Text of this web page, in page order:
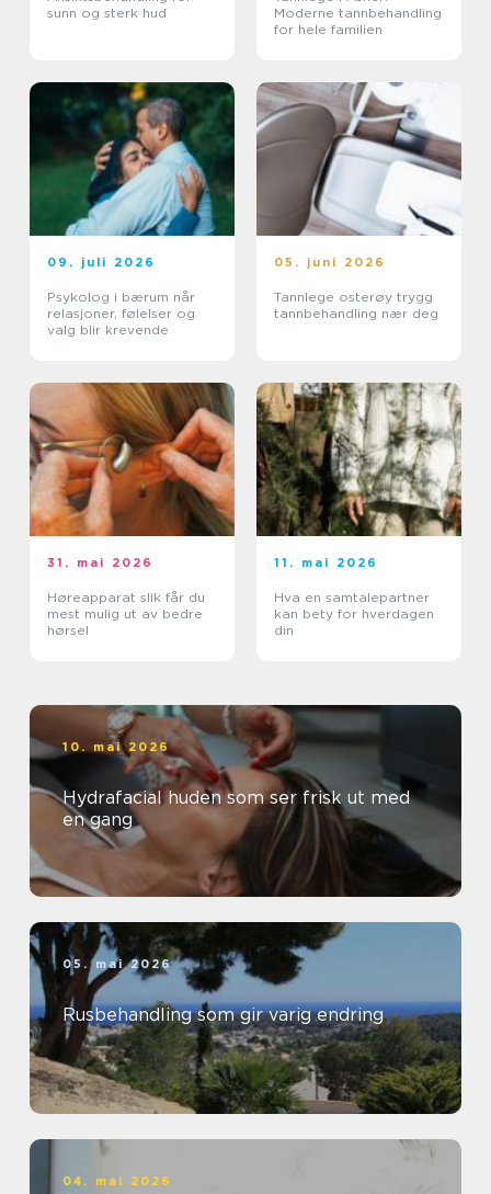
sunn og sterk hud
Moderne tannbehandling
for hele familien
09. juli 2026
Psykolog i bærum når
relasjoner, følelser og
valg blir krevende
05. juni 2026
Tannlege osterøy trygg
tannbehandling nær deg
31. mai 2026
Høreapparat slik får du
mest mulig ut av bedre
hørsel
11. mai 2026
Hva en samtalepartner
kan bety for hverdagen
din
10. mai 2026
Hydrafacial huden som ser frisk ut med
en gang
05. mai 2026
Rusbehandling som gir varig endring
04. mai 2026